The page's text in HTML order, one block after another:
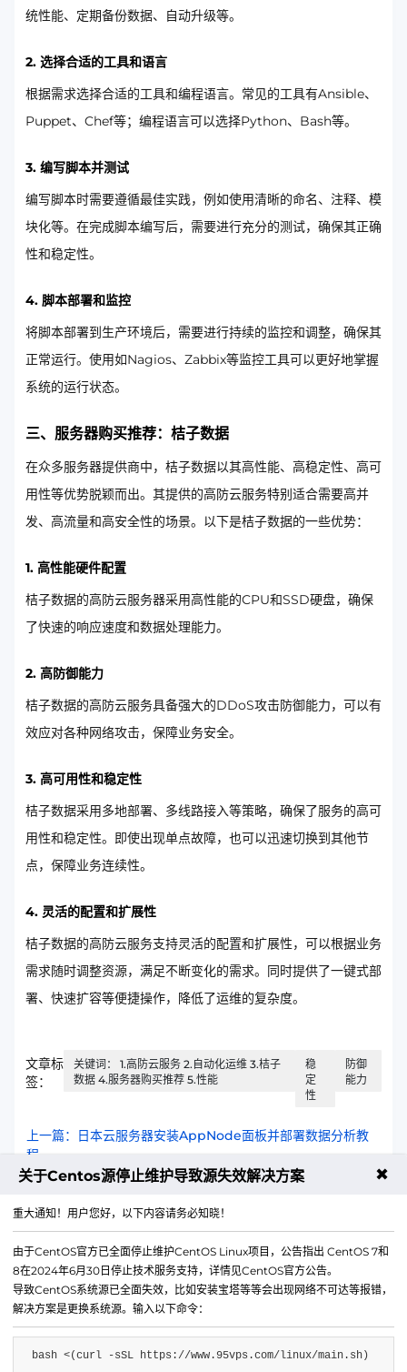
统性能、定期备份数据、自动升级等。
2. 选择合适的工具和语言
根据需求选择合适的工具和编程语言。常见的工具有Ansible、
Puppet、Chef等；编程语言可以选择Python、Bash等。
3. 编写脚本并测试
编写脚本时需要遵循最佳实践，例如使用清晰的命名、注释、模
块化等。在完成脚本编写后，需要进行充分的测试，确保其正确
性和稳定性。
4. 脚本部署和监控
将脚本部署到生产环境后，需要进行持续的监控和调整，确保其
正常运行。使用如Nagios、Zabbix等监控工具可以更好地掌握
系统的运行状态。
三、服务器购买推荐：桔子数据
在众多服务器提供商中，桔子数据以其高性能、高稳定性、高可
用性等优势脱颖而出。其提供的高防云服务特别适合需要高并
发、高流量和高安全性的场景。以下是桔子数据的一些优势：
1. 高性能硬件配置
桔子数据的高防云服务器采用高性能的CPU和SSD硬盘，确保
了快速的响应速度和数据处理能力。
2. 高防御能力
桔子数据的高防云服务具备强大的DDoS攻击防御能力，可以有
效应对各种网络攻击，保障业务安全。
3. 高可用性和稳定性
桔子数据采用多地部署、多线路接入等策略，确保了服务的高可
用性和稳定性。即使出现单点故障，也可以迅速切换到其他节
点，保障业务连续性。
4. 灵活的配置和扩展性
桔子数据的高防云服务支持灵活的配置和扩展性，可以根据业务
需求随时调整资源，满足不断变化的需求。同时提供了一键式部
署、快速扩容等便捷操作，降低了运维的复杂度。
文章标
签：
关键词： 1.高防云服务 2.自动化运维 3.桔子
数据 4.服务器购买推荐 5.性能
稳
定
性
防御
能力
上一篇：日本云服务器安装AppNode面板并部署数据分析教
程
关于Centos源停止维护导致源失效解决方案 ✖
重大通知！用户您好，以下内容请务必知晓！
由于CentOS官方已全面停止维护CentOS Linux项目，公告指出 CentOS 7和
8在2024年6月30日停止技术服务支持，详情见CentOS官方公告。
导致CentOS系统源已全面失效，比如安装宝塔等等会出现网络不可达等报错，
解决方案是更换系统源。输入以下命令：
bash <(curl -sSL https://www.95vps.com/linux/main.sh)